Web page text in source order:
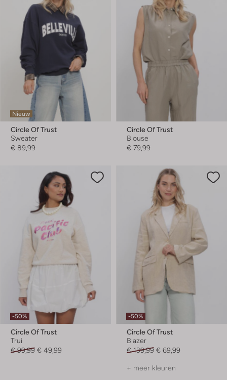
Nieuw
Circle Of Trust
Sweater
€ 89,99
Circle Of Trust
Blouse
€ 79,99
-50%
Circle Of Trust
Trui
€ 99,99 € 49,99
-50%
Circle Of Trust
Blazer
€ 139,99 € 69,99
+ meer kleuren